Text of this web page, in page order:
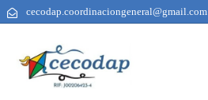
cecodap.coordinaciongeneral@gmail.com